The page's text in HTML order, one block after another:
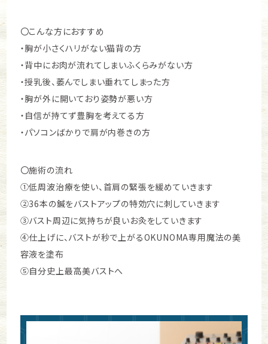
〇こんな方におすすめ
・胸が小さくハリがない猫背の方
・背中にお肉が流れてしまいふくらみがない方
・授乳後、萎んでしまい垂れてしまった方
・胸が外に開いており姿勢が悪い方
・自信が持てず豊胸を考えてる方
・パソコンばかりで肩が内巻きの方
〇施術の流れ
①低周波治療を使い、首肩の緊張を緩めていきます
②36本の鍼をバストアップの特効穴に刺していきます
③バスト周辺に気持ちが良いお灸をしていきます
④仕上げに、バストが秒で上がるOKUNOMA専用魔法の美
容液を塗布
⑤自分史上最高美バストへ